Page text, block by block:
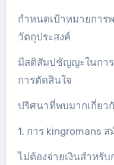
กำหนดเป้าหมายการ
วัตถุประสงค์
มีสติสัมปชัญญะในกา
การตัดสินใจ
ปริศนาที่พบมากเกี่ยว
1. การ kingromans
ไม่ต้องจ่ายเงินสำหรั